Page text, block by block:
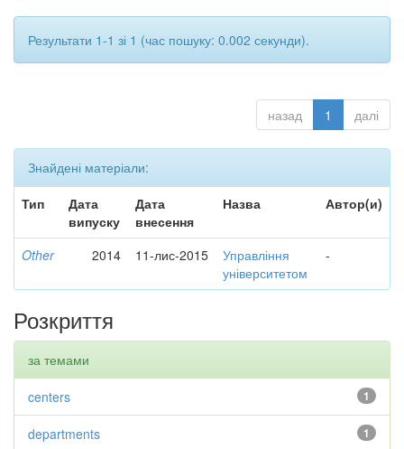
Результати 1-1 зі 1 (час пошуку: 0.002 секунди).
назад 1 далі
Знайдені матеріали:
Тип
Дата
випуску
Дата
внесення
Назва Автор(и)
Other 2014 11-лис-2015
Управління
університетом
-
Розкриття
за темами
1
centers
1
departments